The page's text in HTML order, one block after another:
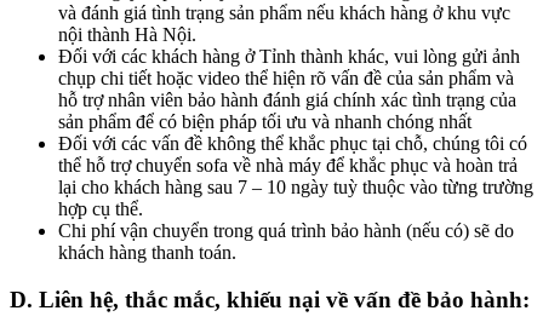
và đánh giá tình trạng sản phẩm nếu khách hàng ở khu vực
nội thành Hà Nội.
Đối với các khách hàng ở Tỉnh thành khác, vui lòng gửi ảnh
chụp chi tiết hoặc video thể hiện rõ vấn đề của sản phẩm và
hỗ trợ nhân viên bảo hành đánh giá chính xác tình trạng của
sản phẩm để có biện pháp tối ưu và nhanh chóng nhất
Đối với các vấn đề không thể khắc phục tại chỗ, chúng tôi có
thể hỗ trợ chuyển sofa về nhà máy để khắc phục và hoàn trả
lại cho khách hàng sau 7 – 10 ngày tuỳ thuộc vào từng trường
hợp cụ thể.
Chi phí vận chuyển trong quá trình bảo hành (nếu có) sẽ do
khách hàng thanh toán.
D. Liên hệ, thắc mắc, khiếu nại về vấn đề bảo hành: